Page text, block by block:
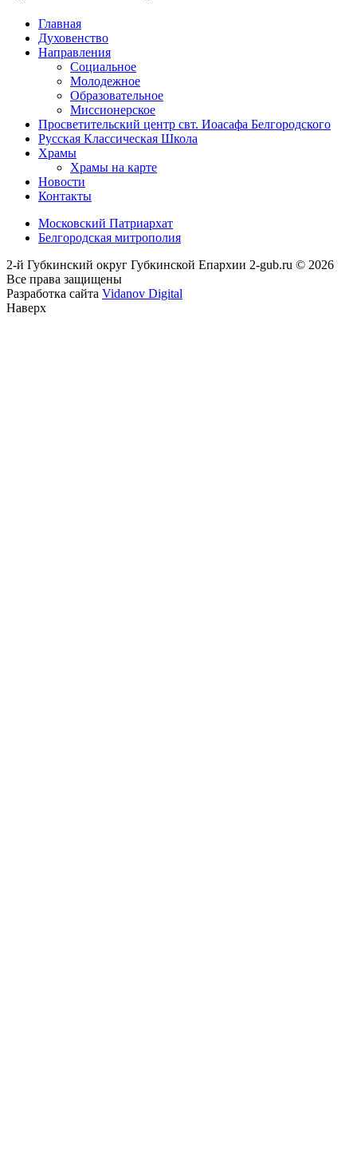
Главная
Духовенство
Направления
Социальное
Молодежное
Образовательное
Миссионерское
Просветительский центр свт. Иоасафа Белгородского
Русская Классическая Школа
Храмы
Храмы на карте
Новости
Контакты
Московский Патриархат
Белгородская митрополия
2-й Губкинский округ Губкинской Епархии 2-gub.ru © 2026
Все права защищены
Разработка сайта Vidanov Digital
Наверх